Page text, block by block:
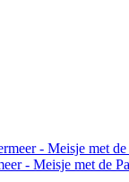
- Meisje met de